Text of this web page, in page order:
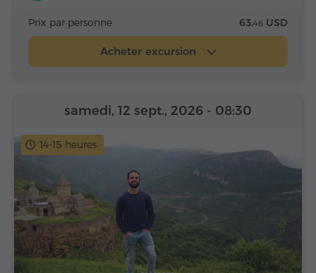
Prix par personne 63.46 USD
Acheter excursion
14-15 heures
samedi, 12 sept., 2026 - 08:30